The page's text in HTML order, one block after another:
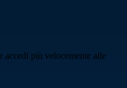
accedi più velocemente alle